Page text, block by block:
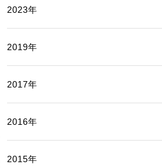
2023年
2019年
2017年
2016年
2015年